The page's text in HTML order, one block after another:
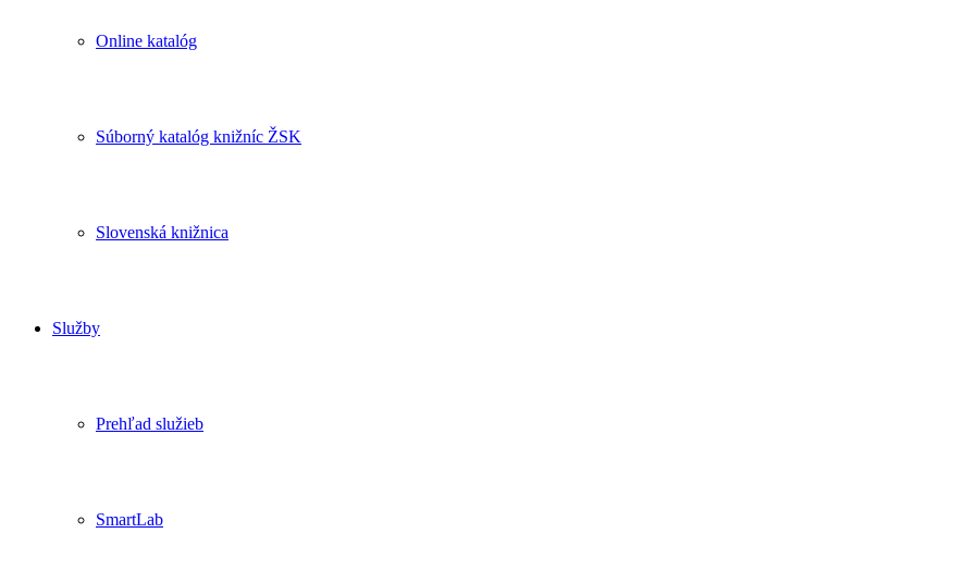
Online katalóg
Súborný katalóg knižníc ŽSK
Slovenská knižnica
Služby
Prehľad služieb
SmartLab